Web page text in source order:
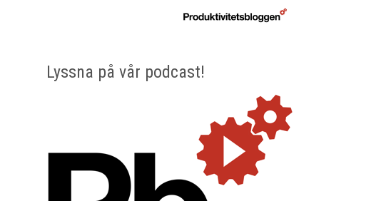
Lyssna på vår podcast!